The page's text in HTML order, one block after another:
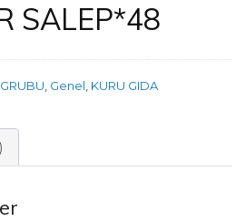
SALEP*48
Genel KURU GIDA